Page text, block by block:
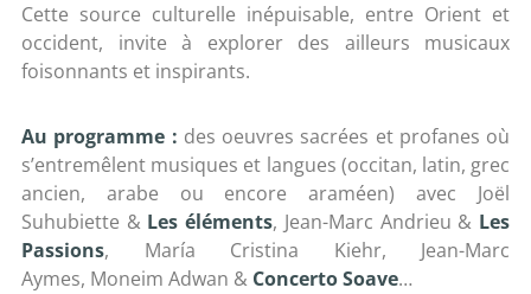
Cette source culturelle inépuisable, entre Orient et
occident, invite à explorer des ailleurs musicaux
foisonnants et inspirants.
Au programme : des oeuvres sacrées et profanes où
s’entremêlent musiques et langues (occitan, latin, grec
ancien, arabe ou encore araméen) avec Joël
Suhubiette & Les éléments, Jean-Marc Andrieu & Les
Passions, María Cristina Kiehr, Jean-Marc
Aymes, Moneim Adwan & Concerto Soave…